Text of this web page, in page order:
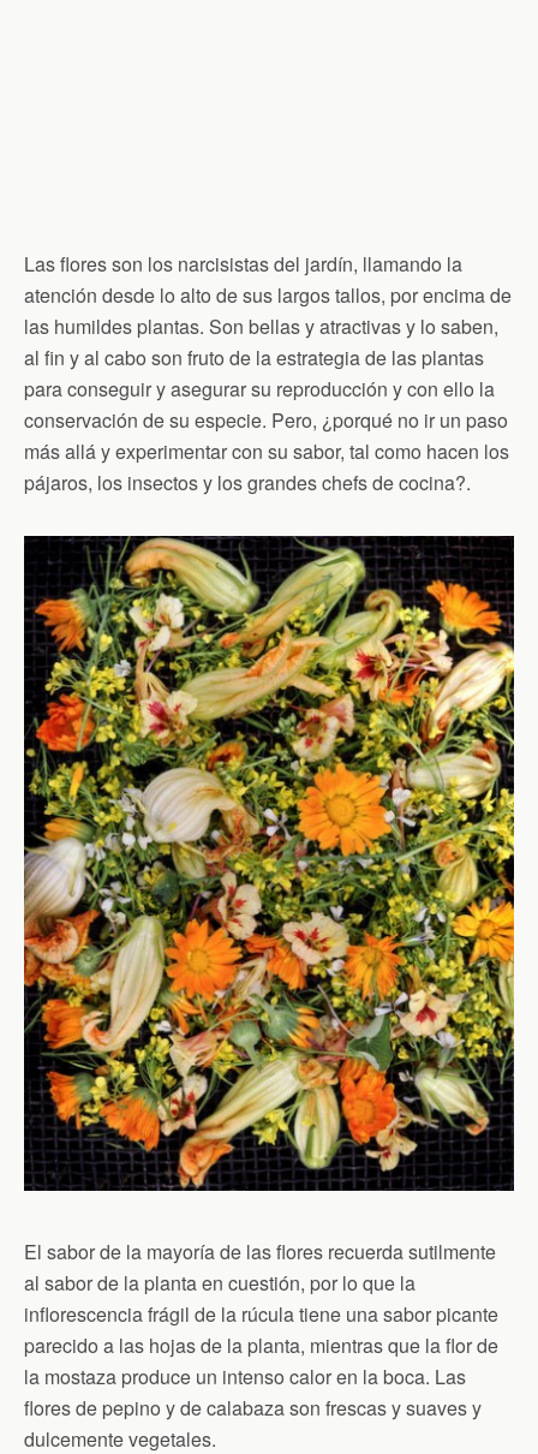
Las flores son los narcisistas del jardín, llamando la
atención desde lo alto de sus largos tallos, por encima de
las humildes plantas. Son bellas y atractivas y lo saben,
al fin y al cabo son fruto de la estrategia de las plantas
para conseguir y asegurar su reproducción y con ello la
conservación de su especie. Pero, ¿porqué no ir un paso
más allá y experimentar con su sabor, tal como hacen los
pájaros, los insectos y los grandes chefs de cocina?.
El sabor de la mayoría de las flores recuerda sutilmente
al sabor de la planta en cuestión, por lo que la
inflorescencia frágil de la rúcula tiene una sabor picante
parecido a las hojas de la planta, mientras que la flor de
la mostaza produce un intenso calor en la boca. Las
flores de pepino y de calabaza son frescas y suaves y
dulcemente vegetales.